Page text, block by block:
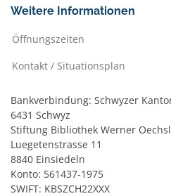
Weitere Informationen
Öffnungszeiten
Kontakt / Situationsplan
Bankverbindung: Schwyzer
6431 Schwyz
Stiftung Bibliothek Werner
Luegetenstrasse 11
8840 Einsiedeln
Konto: 561437-1975
SWIFT: KBSZCH22XXX